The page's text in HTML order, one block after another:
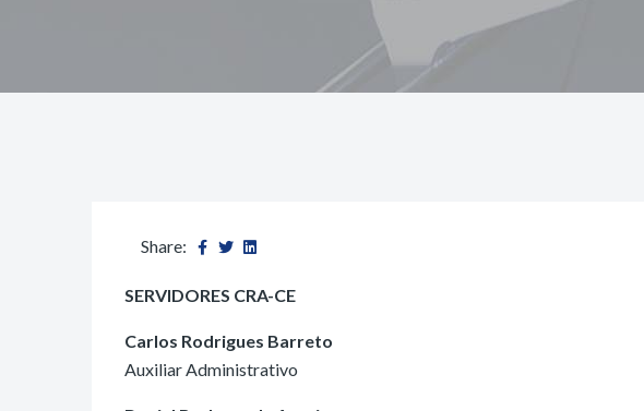
Share:
SERVIDORES CRA-CE
Carlos Rodrigues Barreto
Auxiliar Administrativo